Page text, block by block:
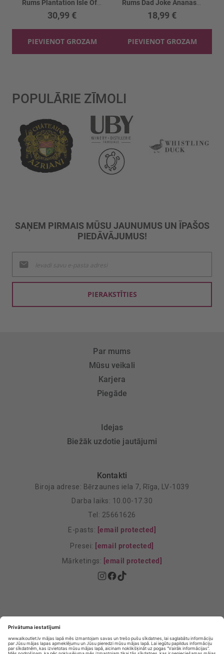
30,99 €
PIEVIENOT GROZAM
18,99 €
PIEVIENOT GROZAM
POPULĀRIE ZĪMOLI
SAŅEM PIRMAIS MŪSU JAUNUMUS UN ĪPAŠOS
PIEDĀVĀJUMUS!
jaunumu
saņemšanai:
PIERAKSTĪTIES
Par mums
Mūsu veikali
Karjera
Piegāde
Idejas
Biežāk uzdotie jautājumi
Kontakti
Biroja adrese: Bērzaunes iela 7, Rīga, LV-1039
Darba laiks: 10.00-17.30
Tel: 25661626
E-pasts: [email protected]
Presei: [email protected]
Mārketings: [email protected]
Privātuma Iestatījumi
E-veikala lietošanas noteikumi